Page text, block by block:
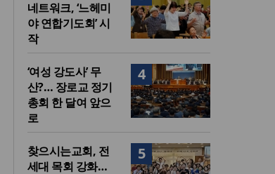
네트워크, ‘느헤미
야 연합기도회’ 시
작
4
‘여성 강도사’ 무
산?… 장로교 정기
총회 한 달여 앞으
로
5
찾으시는교회, 전
세대 목회 강화…